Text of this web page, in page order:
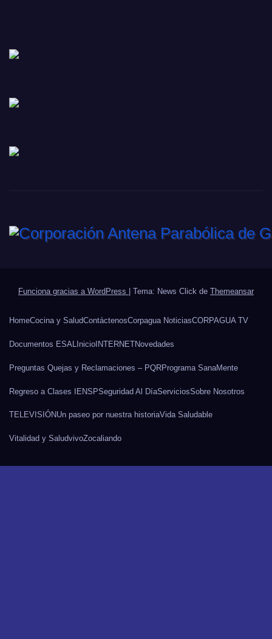
Funciona gracias a WordPress Tema: News Click de Themeansar
HomeCocina y SaludContáctenosCorpagua NoticiasCORPAGUA TV
Documentos ESAL Inicio INTERNETNovedades
Preguntas Quejas y Reclamaciones – PQRPrograma SanaMente
Regreso a Clases IENSPSeguridad Al DíaServiciosSobre Nosotros
TELEVISIÓNUn paseo por nuestra historiaVida Saludable
Vitalidad y SaludvivoZocaliando